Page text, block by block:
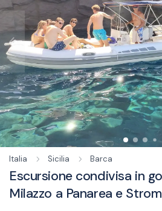
Italia Sicilia Barca
Escursione condivisa in
Milazzo a Panarea e